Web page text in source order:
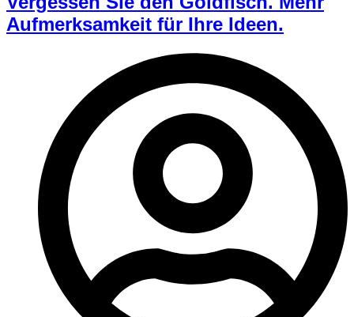
Aufmerksamkeit für Ihre Ideen.